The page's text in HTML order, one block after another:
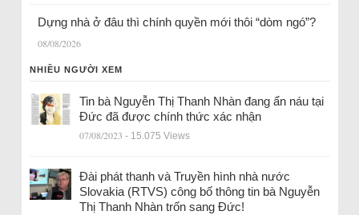
Dựng nhà ở đâu thì chính quyền mới thôi “dòm ngó”?
08/08/2026
NHIỀU NGƯỜI XEM
Tin bà Nguyễn Thị Thanh Nhàn đang ẩn náu tại
Đức đã được chính thức xác nhận
07/08/2023 - 15.075 Views
Đài phát thanh và Truyền hình nhà nước
Slovakia (RTVS) công bố thông tin bà Nguyễn
Thị Thanh Nhàn trốn sang Đức!